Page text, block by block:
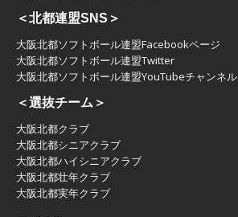
＜北都連盟SNS＞
大阪北都ソフトボール連盟Facebookページ
大阪北都ソフトボール連盟Twitter
大阪北都ソフトボール連盟YouTubeチャンネル
＜選抜チーム＞
大阪北都クラブ
大阪北都シニアクラブ
大阪北都ハイシニアクラブ
大阪北都壮年クラブ
大阪北都実年クラブ